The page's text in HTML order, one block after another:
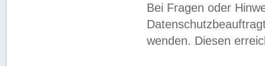
Bei Fragen oder
wenden. Diesen